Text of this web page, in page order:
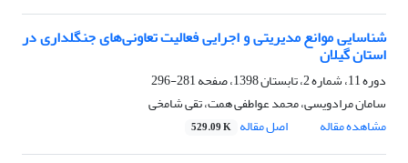
شناسایی موانع مدیریتی و اجرایی فعالیت تعاونی‌های جنگلداری در
استان گیلان
دوره 11، شماره 2، تابستان 1398، صفحه
281-296
سامان مرادویسی، محمد عواطفی همت، تقی شامخی
مشاهده مقاله
اصل مقاله 529.09 K